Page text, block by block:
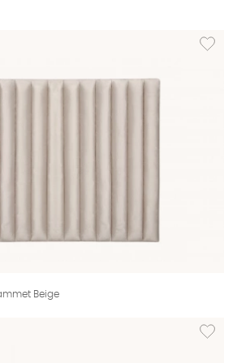
Lägg
Sammet Beige Finns även i dessa
Beige
Beige
Lägg